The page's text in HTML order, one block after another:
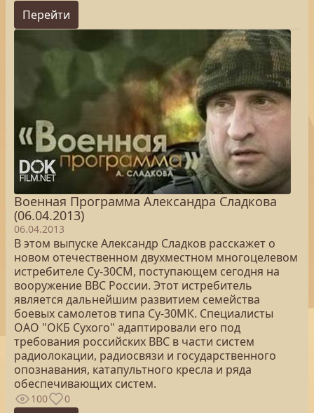
Перейти
Военная Программа Александра Сладкова
(06.04.2013)
06.04.2013
В этом выпуске Александр Сладков расскажет о
новом отечественном двухместном многоцелевом
истребителе Су-30СМ, поступающем сегодня на
вооружение ВВС России. Этот истребитель
является дальнейшим развитием семейства
боевых самолетов типа Су-30МК. Специалисты
ОАО "ОКБ Сухого" адаптировали его под
требования российских ВВС в части систем
радиолокации, радиосвязи и государственного
опознавания, катапультного кресла и ряда
обеспечивающих систем.
100 0